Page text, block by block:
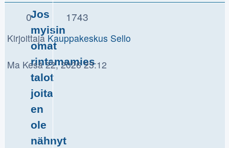
Jos
myisin
omat
rintamamies
talot
joita
en
ole
nähnyt
0 1743
KirjoittajaKauppakeskus Sello
Ma Kesä 22, 2026 23:12